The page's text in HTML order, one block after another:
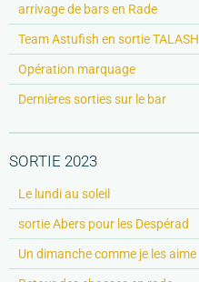
arrivage de bars en Rade
Team Astufish en sortie TALASH
Opération marquage
Dernières sorties sur le bar
SORTIE 2023
Le lundi au soleil
sortie Abers pour les Despérad
Un dimanche comme je les aime